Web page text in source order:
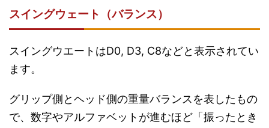
スイングウェート（バランス）
スイングウエートはD0, D3, C8などと表示されてい
ます。
グリップ側とヘッド側の重量バランスを表したもの
で、数字やアルファベットが進むほど「振ったとき